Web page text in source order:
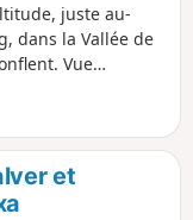
juste au-
dans la Vallée de
Vue
Canigou. Avec
pourtant
et